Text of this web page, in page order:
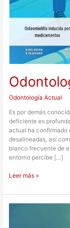
Odontología Actual
Es por demás
deficiente es
actual ha confirmado
desalineadas, así
blanco frecuente de
entorno percibe […]
Leer más »